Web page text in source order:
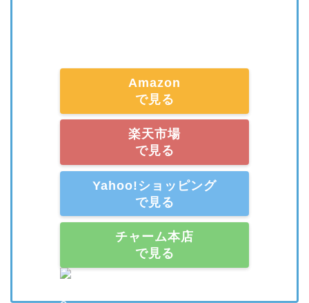
Amazon
で見る
楽天市場
で見る
Yahoo!ショッピング
で見る
チャーム本店
で見る